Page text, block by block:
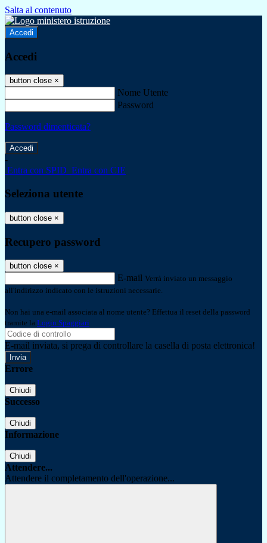
Salta al contenuto
Accedi
Accedi
button close ×
Nome Utente
Password
Password dimenticata?
-
Entra con SPID Entra con CIE
Seleziona utente
button close ×
Recupero password
button close ×
E-mail Verrà inviato un messaggio
all'indirizzo indicato con le istruzioni necessarie.
Non hai una e-mail associata al nome utente? Effettua il reset della password
tramite la Login Spaggiari
E-mail inviata, si prega di controllare la casella di posta elettronica!
Errore
Chiudi
Successo
Chiudi
Informazione
Chiudi
Attendere...
Attendere il completamento dell'operazione...